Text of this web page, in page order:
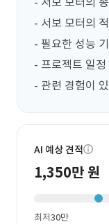
- 서보 모터의
- 필요한 성능
- 프로젝트 일정
- 관련 경험이
AI 예상 견적
1,350만 원
최저30만